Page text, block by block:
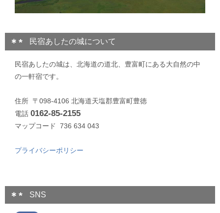
民宿あしたの城について
民宿あしたの城は、北海道の道北、豊富町にある大自然の中
の一軒宿です。
住所 〒098-4106 北海道天塩郡豊富町豊徳
電話 0162-85-2155
マップコード 736 634 043
プライバシーポリシー
SNS